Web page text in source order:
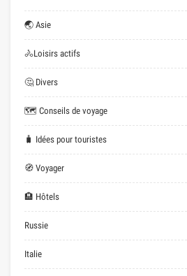
🌏 Asie
🚴Loisirs actifs
🤔 Divers
🗺 Conseils de voyage
🧳 Idées pour touristes
🧭 Voyager
🏨 Hôtels
Russie
Italie